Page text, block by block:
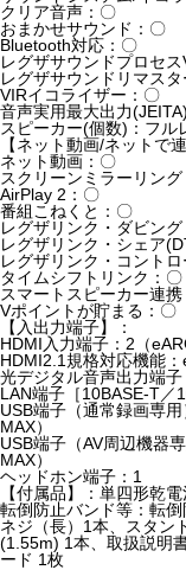
クリア音声：〇
おまかせサウンド：〇
Bluetooth対応：〇
レグザサウンドプロセ
レグザサウンドリマス
VIRイコライザー：〇
音声実用最大出力
スピーカー(個数)：フル
【ネット動画/ネットで
ネット動画：〇
スクリーンミラーリン
AirPlay 2：〇
番組こねくと：〇
レグザリンク・ダビン
レグザリンク・シェア
レグザリンク・コント
タイムシフトリンク：〇
スマートスピーカー連
Vポイントが貯まる：〇
【入出力端子】：
HDMI入力端子：2（
HDMI2.1規格対応機能
光デジタル音声出力端子
LAN端子［10BASE-T／
USB端子（通常録画専
MAX）
USB端子（AV周辺機器
MAX）
ヘッドホン端子：1
【付属品】：単四形乾
転倒防止バンド等：転
ネジ（長）1本、スタン
(1.55m) 1本、取扱説明
ード 1枚